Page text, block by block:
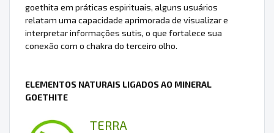
goethita em práticas espirituais, alguns usuários
relatam uma capacidade aprimorada de visualizar e
interpretar informações sutis, o que fortalece sua
conexão com o chakra do terceiro olho.
ELEMENTOS NATURAIS LIGADOS AO MINERAL
GOETHITE
TERRA